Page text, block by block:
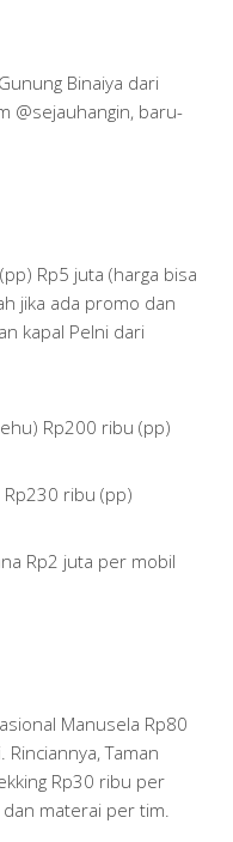
Binaiya dari
@sejauhangin, baru-
Rp5 juta (harga bisa
jika ada promo dan
kapal Pelni dari
Rp200 ribu (pp)
Rp230 ribu (pp)
Rp2 juta per mobil
Manusela Rp80
Taman
Rp30 ribu per
materai per tim.